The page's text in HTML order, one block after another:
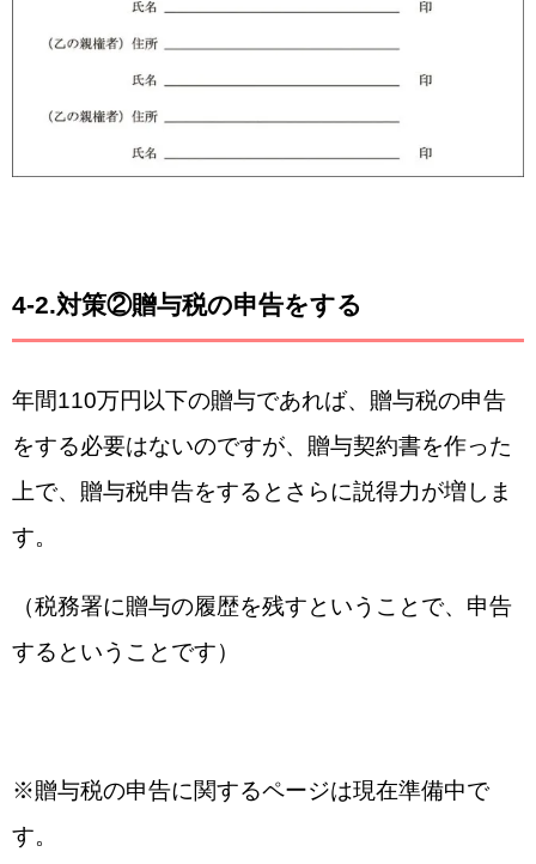
4-2.対策②贈与税の申告をする
年間110万円以下の贈与であれば、贈与税の申告
をする必要はないのですが、贈与契約書を作った
上で、贈与税申告をするとさらに説得力が増しま
す。
（税務署に贈与の履歴を残すということで、申告
するということです）
※贈与税の申告に関するページは現在準備中で
す。